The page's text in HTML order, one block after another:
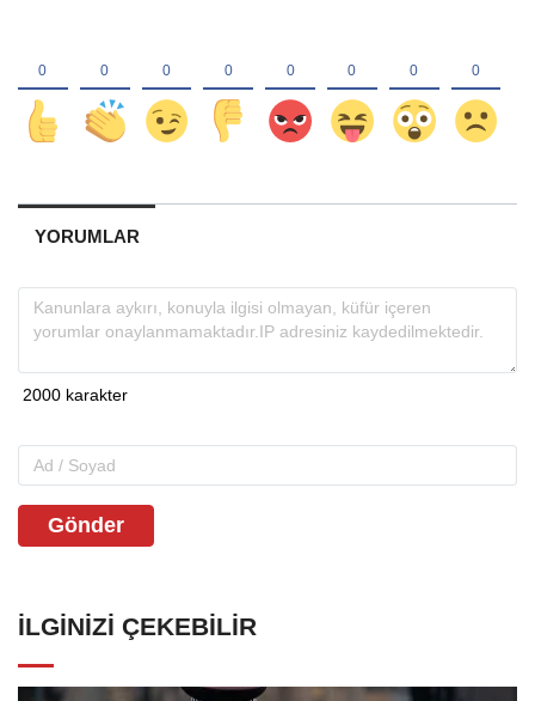
YORUMLAR
Gönder
İLGINIZI ÇEKEBILIR